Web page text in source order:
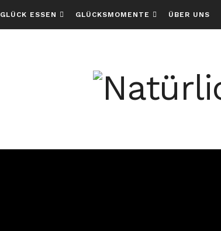
GLÜCK ESSEN GLÜCKSMOMENTE ÜBER UNS